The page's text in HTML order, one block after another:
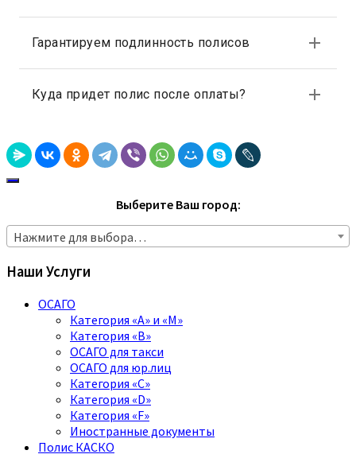
Выберите Ваш город:
Нажмите для выбора…
Наши Услуги
ОСАГО
Категория «A» и «M»
Категория «B»
ОСАГО для такси
ОСАГО для юр.лиц
Категория «C»
Категория «D»
Категория «F»
Иностранные документы
Полис КАСКО